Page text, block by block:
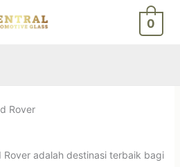
0
Rover
Rover adalah destinasi terbaik bagi